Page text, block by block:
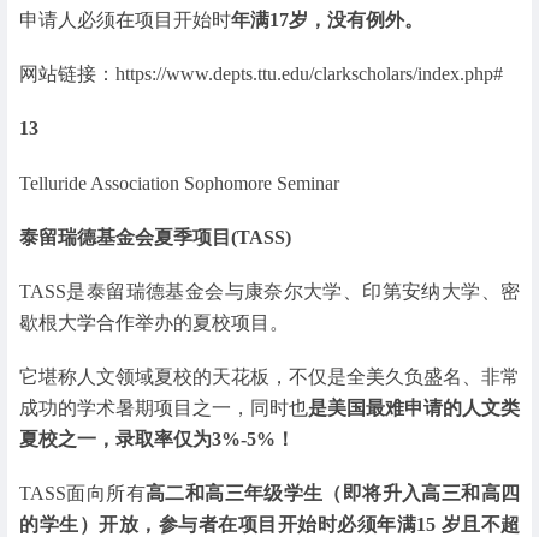
申请人必须在项目开始时年满17岁，没有例外。
网站链接：https://www.depts.ttu.edu/clarkscholars/index.php#
13
Telluride Association Sophomore Seminar
泰留瑞德基金会夏季项目(TASS)
TASS是泰留瑞德基金会与康奈尔大学、印第安纳大学、密
歇根大学合作举办的夏校项目。
它堪称人文领域夏校的天花板，不仅是全美久负盛名、非常
成功的学术暑期项目之一，同时也是美国最难申请的人文类
夏校之一，录取率仅为3%-5%！
TASS面向所有高二和高三年级学生（即将升入高三和高四
的学生）开放，参与者在项目开始时必须年满15 岁且不超